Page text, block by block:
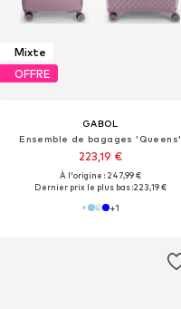
Mixte
OFFRE
GABOL
Ensemble de bagages 'Queens'
223,19 €
À l'origine : 247,99 €
Dernier prix le plus bas :223,19 €
+1